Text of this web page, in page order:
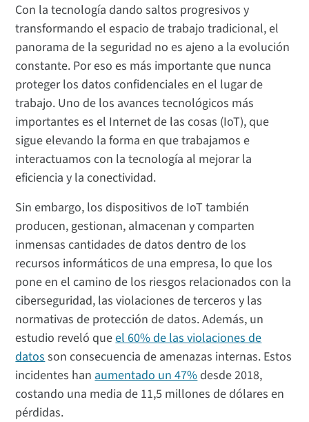
Con la tecnología dando saltos progresivos y
transformando el espacio de trabajo tradicional, el
panorama de la seguridad no es ajeno a la evolución
constante. Por eso es más importante que nunca
proteger los datos confidenciales en el lugar de
trabajo. Uno de los avances tecnológicos más
importantes es el Internet de las cosas (IoT), que
sigue elevando la forma en que trabajamos e
interactuamos con la tecnología al mejorar la
eficiencia y la conectividad.
Sin embargo, los dispositivos de IoT también
producen, gestionan, almacenan y comparten
inmensas cantidades de datos dentro de los
recursos informáticos de una empresa, lo que los
pone en el camino de los riesgos relacionados con la
ciberseguridad, las violaciones de terceros y las
normativas de protección de datos. Además, un
estudio reveló queel 60% de las violaciones de
datos son consecuencia de amenazas internas. Estos
incidentes han aumentado un 47%desde 2018,
costando una media de 11,5 millones de dólares en
pérdidas.